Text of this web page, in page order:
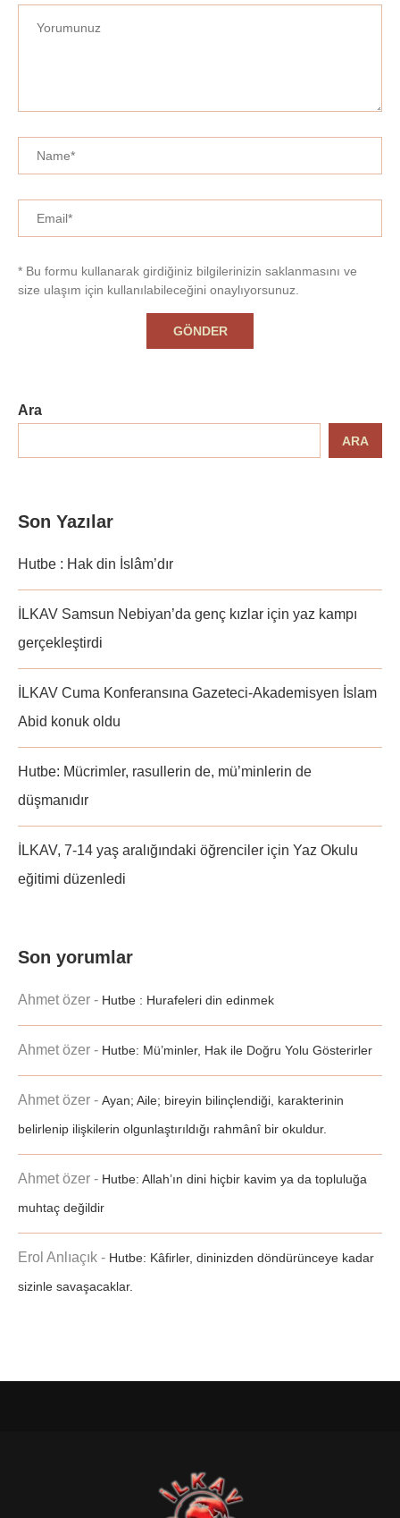
* Bu formu kullanarak girdiğiniz bilgilerinizin saklanmasını ve
size ulaşım için kullanılabileceğini onaylıyorsunuz.
Ara
ARA
Son Yazılar
Hutbe : Hak din İslâm’dır
İLKAV Samsun Nebiyan’da genç kızlar için yaz kampı
gerçekleştirdi
İLKAV Cuma Konferansına Gazeteci-Akademisyen İslam
Abid konuk oldu
Hutbe: Mücrimler, rasullerin de, mü’minlerin de
düşmanıdır
İLKAV, 7-14 yaş aralığındaki öğrenciler için Yaz Okulu
eğitimi düzenledi
Son yorumlar
Ahmet özer - Hutbe : Hurafeleri din edinmek
Ahmet özer - Hutbe: Mü’minler, Hak ile Doğru Yolu Gösterirler
Ahmet özer - Ayan; Aile; bireyin bilinçlendiği, karakterinin
belirlenip ilişkilerin olgunlaştırıldığı rahmânî bir okuldur.
Ahmet özer - Hutbe: Allah’ın dini hiçbir kavim ya da topluluğa
muhtaç değildir
Erol Anlıaçık - Hutbe: Kâfirler, dininizden döndürünceye kadar
sizinle savaşacaklar.